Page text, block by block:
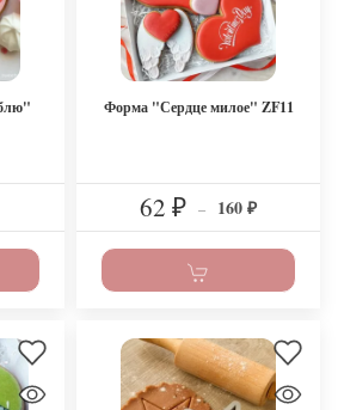
Форма "Сердце милое" ZF11
62 ₽ – 160 ₽